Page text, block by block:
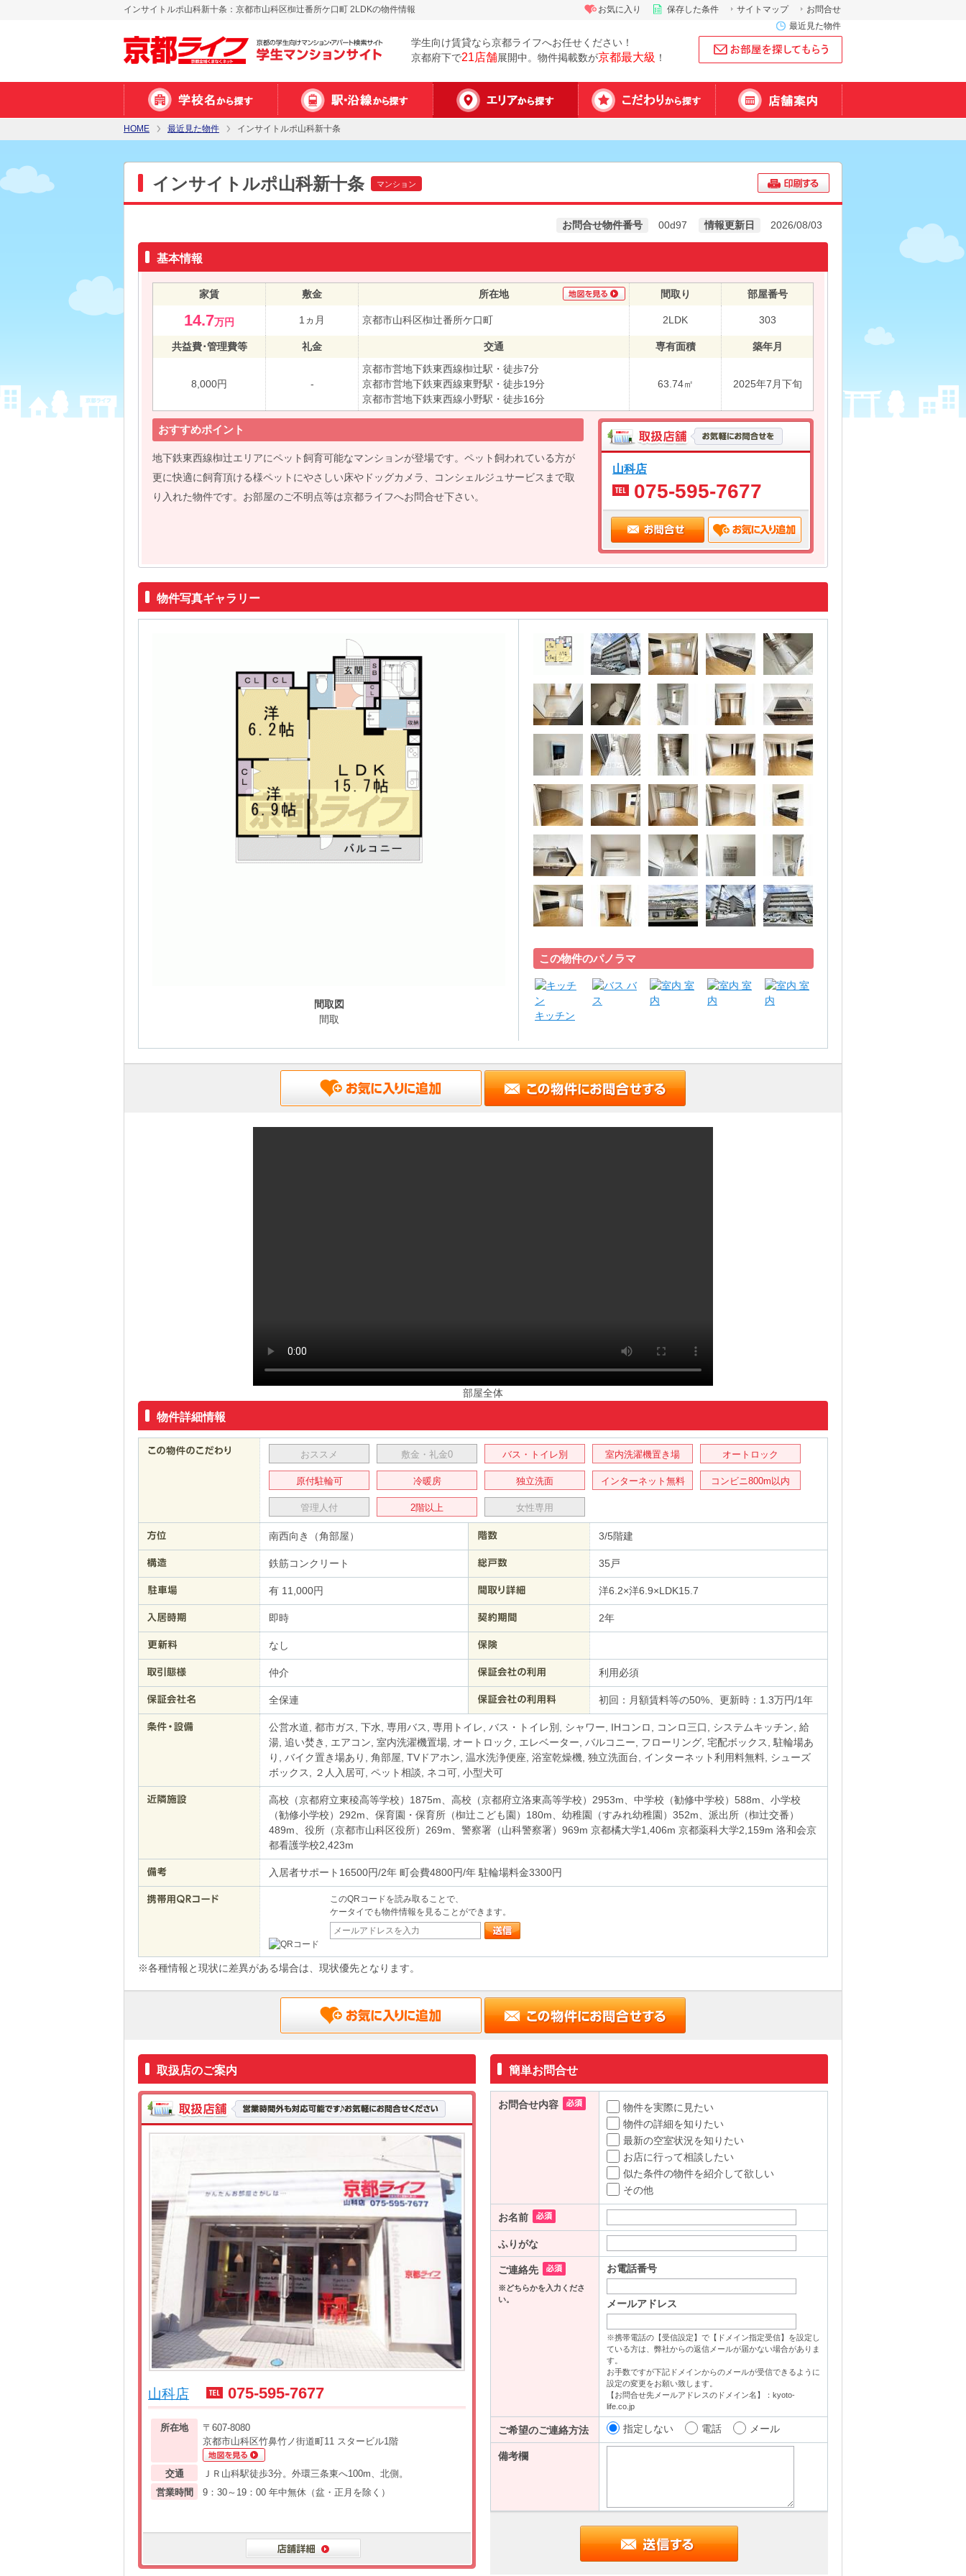
インサイトルポ山科新十条：京都市山科区椥辻番所ケ口町 2LDKの物件情報
学生向け賃貸なら京都ライフへお任せください！
京都府下で21店舗展開中。物件掲載数が京都最大級 ！
お問合せ
サイトマップ
保存した条件
お気に入り
最近見た物件
HOME 最近見た物件 インサイトルポ山科新十条
インサイトルポ山科新十条 マンション
お問合せ物件番号 00d97 情報更新日 2026/08/03
基本情報
家賃 敷金 所在地 間取り 部屋番号
14.7万円 1ヵ月 京都市山科区椥辻番所ケ口町 2LDK 303
共益費･管理費等 礼金 交通 専有面積 築年月
8,000円 -
京都市営地下鉄東西線椥辻駅・徒歩7分
京都市営地下鉄東西線東野駅・徒歩19分
京都市営地下鉄東西線小野駅・徒歩16分
63.74㎡ 2025年7月下旬
おすすめポイント
地下鉄東西線椥辻エリアにペット飼育可能なマンションが登場です。ペット飼われている方が
更に快適に飼育頂ける様ペットにやさしい床やドッグカメラ、コンシェルジュサービスまで取
り入れた物件です。お部屋のご不明点等は京都ライフへお問合せ下さい。
山科店
075-595-7677
物件写真ギャラリー
間取図
間取
この物件のパノラマ
キッチン
バ
ス
室
内
室
内
室
内
部屋全体
物件詳細情報
おススメ 敷金・礼金0 バス・トイレ別 室内洗濯機置き場 オートロック
原付駐輪可 冷暖房 独立洗面 インターネット無料 コンビニ800m以内
管理人付 2階以上 女性専用
南西向き（角部屋） 3/5階建
鉄筋コンクリート 35戸
有 11,000円 洋6.2×洋6.9×LDK15.7
即時 2年
なし
仲介 利用必須
全保連 初回：月額賃料等の50%、更新時：1.3万円/1年
公営水道, 都市ガス, 下水, 専用バス, 専用トイレ, バス・トイレ別, シャワー, IHコンロ, コンロ三口, システムキッチン, 給
湯, 追い焚き, エアコン, 室内洗濯機置場, オートロック, エレベーター, バルコニー, フローリング, 宅配ボックス, 駐輪場あ
り, バイク置き場あり, 角部屋, TVドアホン, 温水洗浄便座, 浴室乾燥機, 独立洗面台, インターネット利用料無料, シューズ
ボックス, ２人入居可, ペット相談, ネコ可, 小型犬可
高校（京都府立東稜高等学校）1875m、高校（京都府立洛東高等学校）2953m、中学校（勧修中学校）588m、小学校
（勧修小学校）292m、保育園・保育所（椥辻こども園）180m、幼稚園（すみれ幼稚園）352m、派出所（椥辻交番）
489m、役所（京都市山科区役所）269m、警察署（山科警察署）969m 京都橘大学1,406m 京都薬科大学2,159m 洛和会京
都看護学校2,423m
入居者サポート16500円/2年 町会費4800円/年 駐輪場料金3300円
このQRコードを読み取ることで、
ケータイでも物件情報を見ることができます。
※各種情報と現状に差異がある場合は、現状優先となります。
取扱店のご案内
山科店 075-595-7677
所在地
〒607-8080
京都市山科区竹鼻竹ノ街道町11 スタービル1階
交通
ＪＲ山科駅徒歩3分。外環三条東へ100m、北側。
営業時間
9：30～19：00 年中無休（盆・正月を除く）
簡単お問合せ